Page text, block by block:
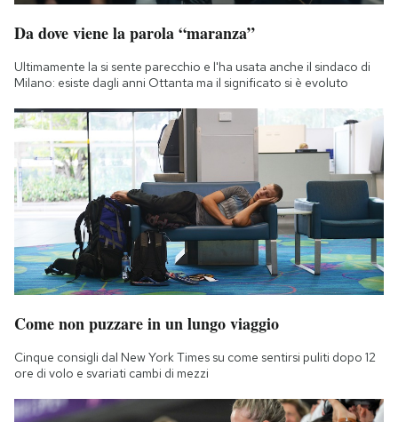
Da dove viene la parola “maranza”
Ultimamente la si sente parecchio e l'ha usata anche il sindaco di
Milano: esiste dagli anni Ottanta ma il significato si è evoluto
Come non puzzare in un lungo viaggio
Cinque consigli dal New York Times su come sentirsi puliti dopo 12
ore di volo e svariati cambi di mezzi